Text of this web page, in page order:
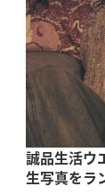
誠品生活ウ
生写真をラ